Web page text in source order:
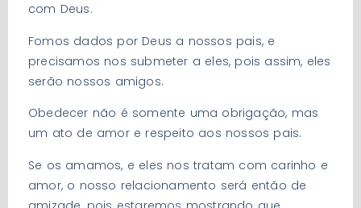
com Deus.
Fomos dados por Deus a nossos pais, e
precisamos nos submeter a eles, pois assim, eles
serão nossos amigos.
Obedecer não é somente uma obrigação, mas
um ato de amor e respeito aos nossos pais.
Se os amamos, e eles nos tratam com carinho e
amor, o nosso relacionamento será então de